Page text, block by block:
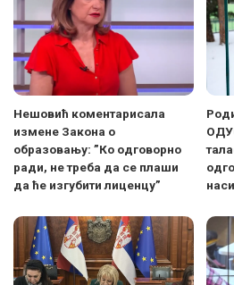
Нешовић коментарисала
измене Закона о
образовању: ”Ко одговорно
ради, не треба да се плаши
да ће изгубити лиценцу”